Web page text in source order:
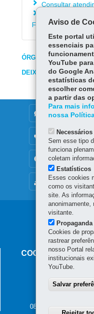
Consultar
Fornecedores
ÓRGÃO RESPONSÁVEL
DEIXE SUA OPINIÃO
MAPA DO SITE
DENUNCIE
OUVIDORIA
TRANSPARÊNCIA
Navegação
principal
Procon
COORDENAÇÃO
DEFESA
Rua
0800-041-1512
Aviso de
Este portal
essenciais
YouTube
do Google
estatísticas
escolher
a partir das
Para mais
nossa
Necessários
Sem esse tipo
funciona
coletam
Estatísticos
Esses cookies
como os
site. As
anonimamente,
visitante.
Propaganda
Cookies de
rastrear
nosso Portal
institucionais
YouTube.
Salvar